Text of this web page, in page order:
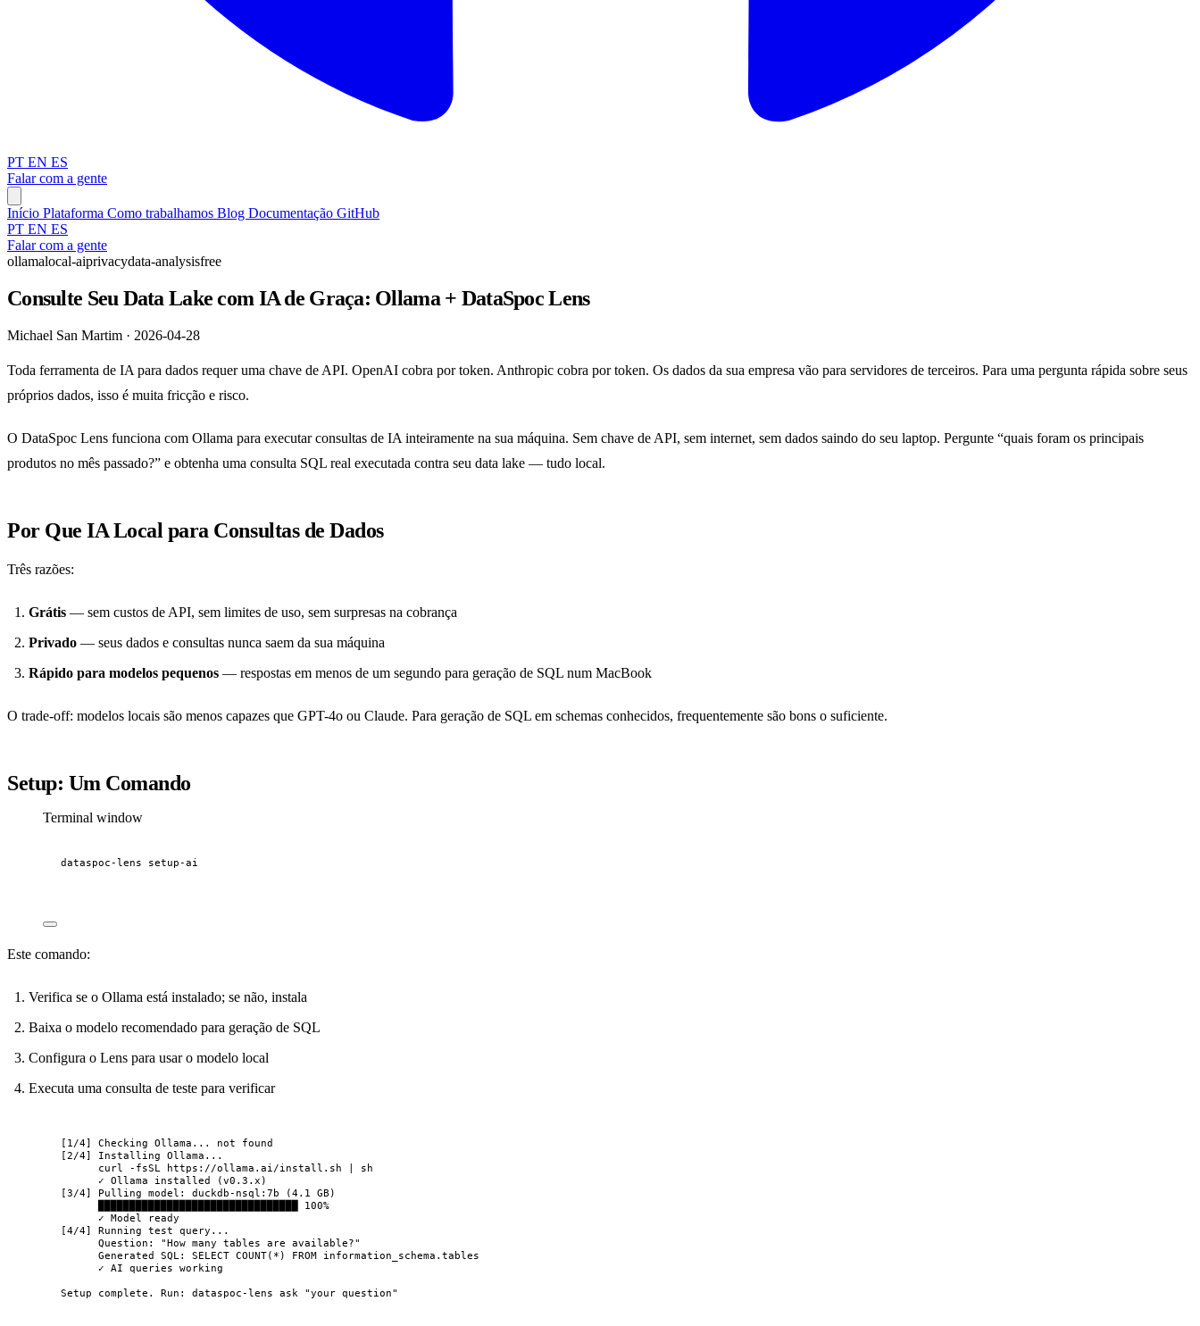
PT EN ES
Falar com a gente
Início Plataforma Como trabalhamos Blog Documentação GitHub
PT EN ES
Falar com a gente
ollamalocal-aiprivacydata-analysisfree
Consulte Seu Data Lake com IA de Graça: Ollama + DataSpoc Lens
Michael San Martim · 2026-04-28
Toda ferramenta de IA para dados requer uma chave de API. OpenAI cobra por token. Anthropic cobra por token. Os dados da sua empresa vão para servidores de terceiros. Para uma pergunta rápida sobre seus
próprios dados, isso é muita fricção e risco.
O DataSpoc Lens funciona com Ollama para executar consultas de IA inteiramente na sua máquina. Sem chave de API, sem internet, sem dados saindo do seu laptop. Pergunte “quais foram os principais
produtos no mês passado?” e obtenha uma consulta SQL real executada contra seu data lake — tudo local.
Por Que IA Local para Consultas de Dados
Três razões:
Grátis — sem custos de API, sem limites de uso, sem surpresas na cobrança
Privado — seus dados e consultas nunca saem da sua máquina
Rápido para modelos pequenos — respostas em menos de um segundo para geração de SQL num MacBook
O trade-off: modelos locais são menos capazes que GPT-4o ou Claude. Para geração de SQL em schemas conhecidos, frequentemente são bons o suficiente.
Setup: Um Comando
Terminal window
dataspoc-lens setup-ai
Este comando:
Verifica se o Ollama está instalado; se não, instala
Baixa o modelo recomendado para geração de SQL
Configura o Lens para usar o modelo local
Executa uma consulta de teste para verificar
[1/4] Checking Ollama... not found
[2/4] Installing Ollama...
curl -fsSL https://ollama.ai/install.sh | sh
✓ Ollama installed (v0.3.x)
[3/4] Pulling model: duckdb-nsql:7b (4.1 GB)
████████████████████████████████ 100%
✓ Model ready
[4/4] Running test query...
Question: "How many tables are available?"
Generated SQL: SELECT COUNT(*) FROM information_schema.tables
✓ AI queries working
Setup complete. Run: dataspoc-lens ask "your question"